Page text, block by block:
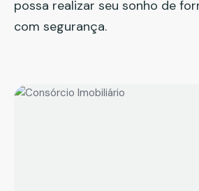
possa realizar seu sonho de
com segurança.